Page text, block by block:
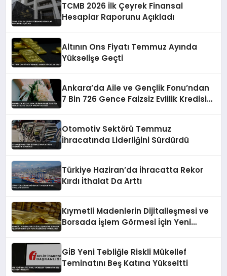
TCMB 2026 İlk Çeyrek Finansal
Hesaplar Raporunu Açıkladı
Altının Ons Fiyatı Temmuz Ayında
Yükselişe Geçti
Ankara’da Aile ve Gençlik Fonu’ndan
7 Bin 726 Gence Faizsiz Evlilik Kredisi
Otomotiv Sektörü Temmuz
İhracatında Liderliğini Sürdürdü
Türkiye Haziran’da İhracatta Rekor
Kırdı İthalat Da Arttı
Kıymetli Madenlerin Dijitalleşmesi ve
Borsada İşlem Görmesi İçin Yeni
GİB Yeni Tebliğle Riskli Mükellef
Teminatını Beş Katına Yükseltti